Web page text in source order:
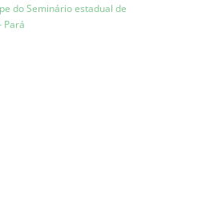
do Seminário estadual de
Pará